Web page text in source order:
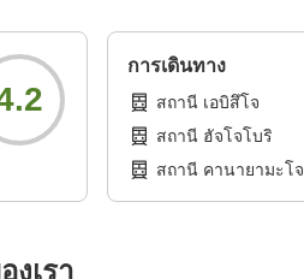
การเดินทาง
สถานี เอบิสึโจ
สถานี ฮัจโจโบริ
สถานี คานายามะโจ
เรา